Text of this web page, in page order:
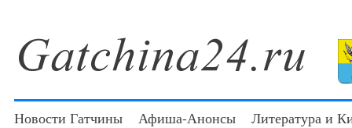
Новости Гатчины Афиша-Анонсы
Литература и